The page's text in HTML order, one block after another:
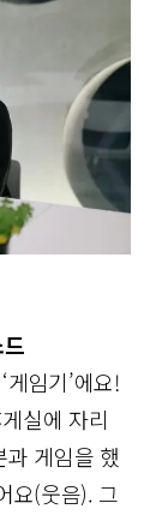
임기’에요!
실에 자리
게임을 했
요(웃음). 그